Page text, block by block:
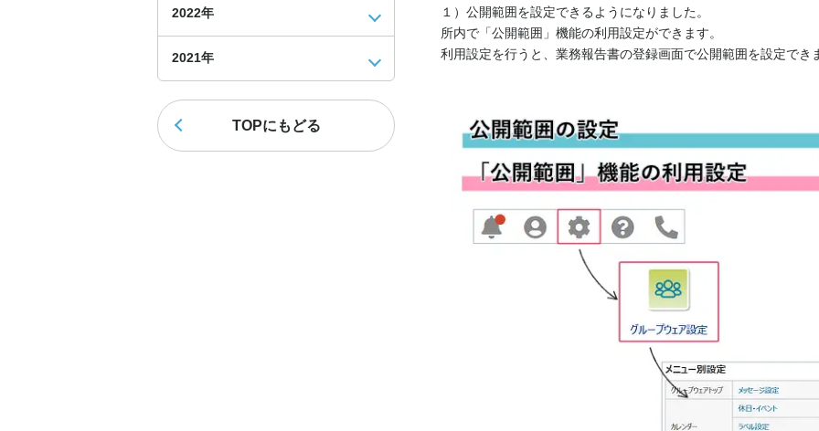
2022年
2021年
TOPにもどる
１）公開範囲を設定できるようになりました。
所内で「公開範囲」機能の利用設定ができます。
利用設定を行うと、業務報告書の登録画面で公開範囲を設定でき